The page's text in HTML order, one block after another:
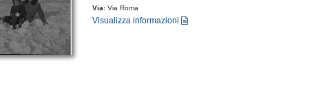
Via:Via Roma
Visualizza informazioni